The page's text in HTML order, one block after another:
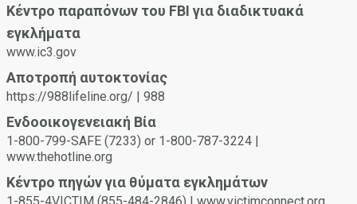
Κέντρο παραπόνων του FBI για διαδικτυακά
εγκλήματα
www.ic3.gov
Αποτροπή αυτοκτονίας
https://988lifeline.org/ | 988
Ενδοοικογενειακή Βία
1-800-799-SAFE (7233) or 1-800-787-3224 |
www.thehotline.org
Κέντρο πηγών για θύματα εγκλημάτων